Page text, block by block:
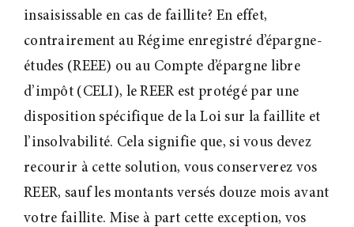
insaisissable en cas de faillite? En effet,
contrairement au Régime enregistré d’épargne-
études (REEE) ou au Compte d’épargne libre
d’impôt (CELI), le REER est protégé par une
disposition spécifique de la Loi sur la faillite et
l’insolvabilité. Cela signifie que, si vous devez
recourir à cette solution, vous conserverez vos
REER, sauf les montants versés douze mois avant
votre faillite. Mise à part cette exception, vos